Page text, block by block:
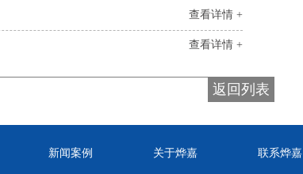
查看详情 +
查看详情 +
返回列表
新闻案例 关于烨嘉 联系烨嘉